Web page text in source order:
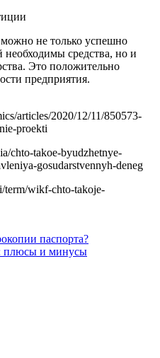
не только успешно
необходимы средства, но и
Это положительно
предприятия.
articles/2020/12/11/850573-
proekti
chto-takoe-byudzhetnye-
gosudarstvennyh-deneg
term/wikf-chto-takoje-
паспорта?
плюсы и минусы